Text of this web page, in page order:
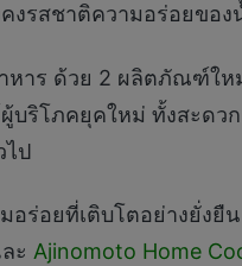
งรสชาติความอร่อยของ
หาร ด้วย 2 ผลิตภัณฑ์ให
บริโภคยุคใหม่ ทั้งสะดว
ไป
ร่อยที่เติบโตอย่างยั่งยื
ะ Ajinomoto Home